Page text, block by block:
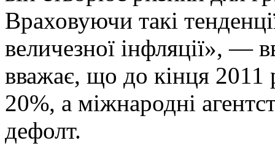
Враховуючи такі
величезної інфляції», —
вважає, що до кінця 2011
20%, а міжнародні
дефолт.